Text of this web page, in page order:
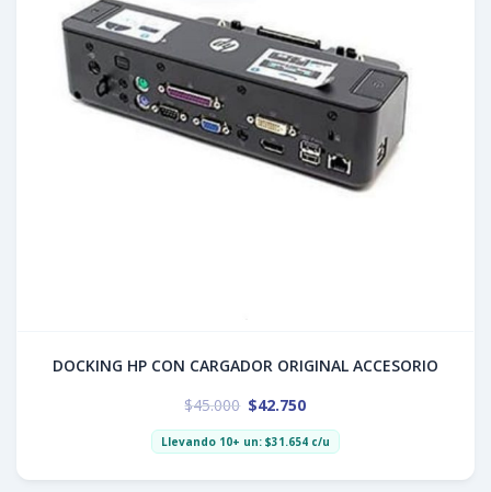
DOCKING HP CON CARGADOR ORIGINAL ACCESORIO
$45.000 $42.750
Llevando 10+ un: $31.654c/u